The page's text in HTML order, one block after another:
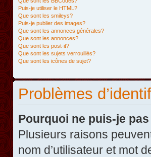
Puis-je utiliser le HTML?
Que sont les smileys?
Puis-je publier des images?
Que sont les annonces générales?
Que sont les annonces?
Que sont les post-it?
Que sont les sujets verrouillés?
Que sont les icônes de sujet?
Problèmes
Pourquoi ne puis-je
Plusieurs raisons
nom d’utilisateur et mot